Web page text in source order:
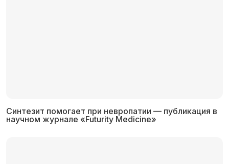
Синтезит помогает при невропатии — публикация в
научном журнале «Futurity Medicine»